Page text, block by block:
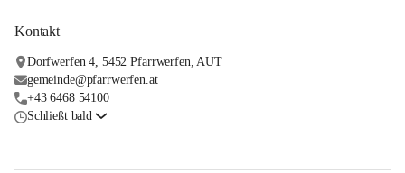
Kontakt
Dorfwerfen 4, 5452 Pfarrwerfen, AUT
gemeinde@pfarrwerfen.at
+43 6468 54100
Schließt bald